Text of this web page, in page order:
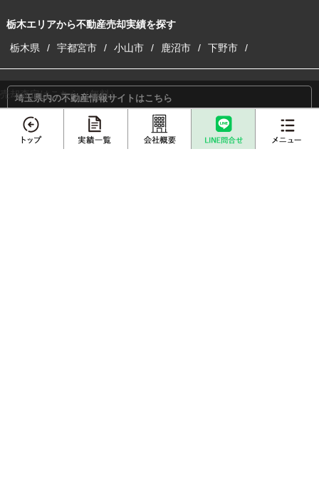
栃木エリアから不動産売却実績を探す
栃木県 宇都宮市 小山市 鹿沼市 下野市
埼玉県内の不動産情報サイトはこちら
埼玉の注文建築サイトはこちら
売却査定はこちら（無料）